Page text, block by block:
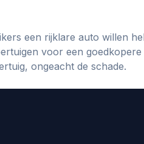
een rijklare auto willen
voor een
ongeacht de schade.